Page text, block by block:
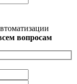
вопросам